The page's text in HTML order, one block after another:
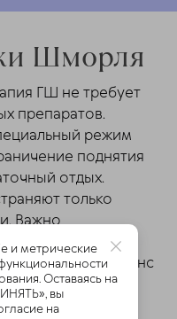
Шморля
ГШ не требует
препаратов.
режим
поднятия
отдых.
только
Важно
параллельно
нарушающих баланс
и метрические
Оставаясь на
вы
на